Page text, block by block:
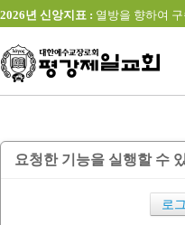
2026년 신앙지표 : 열방을 향하여
요청한 기능을 실행할 수
로